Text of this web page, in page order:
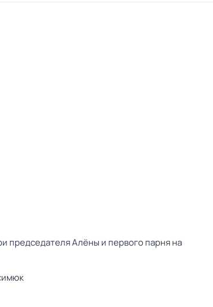
председателя Алёны и первого парня на